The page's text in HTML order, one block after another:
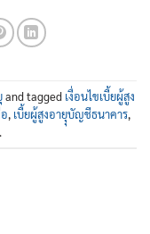
and tagged เงื่อนไขเบี้ยผู้สูง
, เบี้ยผู้สูงอายุุบัญชีธนาคาร,
.